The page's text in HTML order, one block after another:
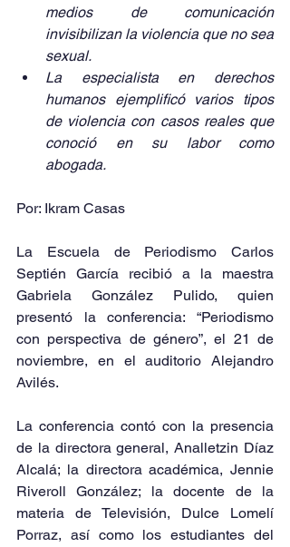
medios de comunicación
invisibilizan la violencia que no sea
sexual.
La especialista en derechos
humanos ejemplificó varios tipos
de violencia con casos reales que
conoció en su labor como
abogada.
Por: Ikram Casas
La Escuela de Periodismo Carlos
Septién García recibió a la maestra
Gabriela González Pulido, quien
presentó la conferencia: “Periodismo
con perspectiva de género”, el 21 de
noviembre, en el auditorio Alejandro
Avilés.
La conferencia contó con la presencia
de la directora general, Analletzin Díaz
Alcalá; la directora académica, Jennie
Riveroll González; la docente de la
materia de Televisión, Dulce Lomelí
Porraz, así como los estudiantes del